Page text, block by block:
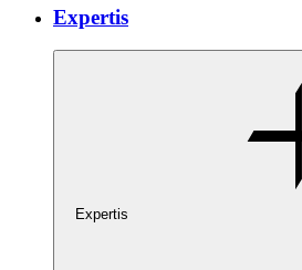
Expertis
Expertis